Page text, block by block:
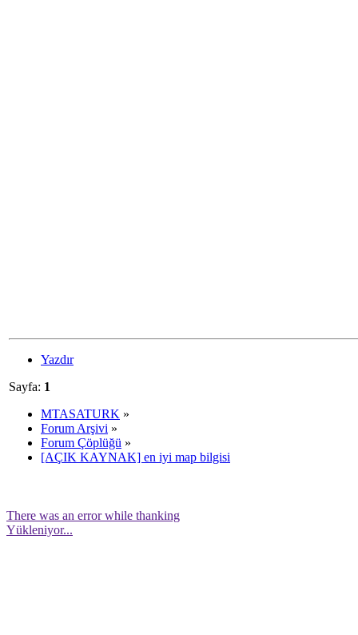
Yazdır
Sayfa: 1
MTASATURK »
Forum Arşivi »
Forum Çöplüğü »
[AÇIK KAYNAK] en iyi map bilgisi
There was an error while thanking
Yükleniyor...